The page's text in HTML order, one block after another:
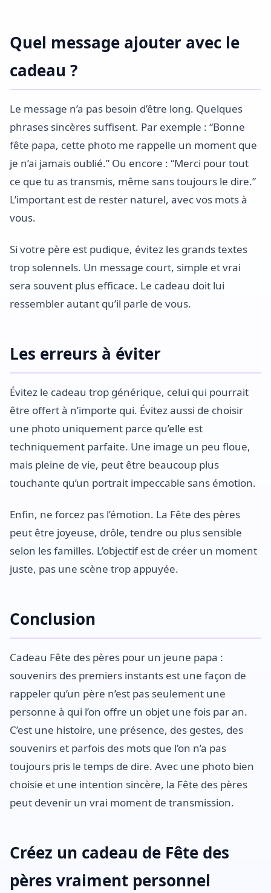
Quel message ajouter avec le
cadeau ?
Le message n’a pas besoin d’être long. Quelques
phrases sincères suffisent. Par exemple : “Bonne
fête papa, cette photo me rappelle un moment que
je n’ai jamais oublié.” Ou encore : “Merci pour tout
ce que tu as transmis, même sans toujours le dire.”
L’important est de rester naturel, avec vos mots à
vous.
Si votre père est pudique, évitez les grands textes
trop solennels. Un message court, simple et vrai
sera souvent plus efficace. Le cadeau doit lui
ressembler autant qu’il parle de vous.
Les erreurs à éviter
Évitez le cadeau trop générique, celui qui pourrait
être offert à n’importe qui. Évitez aussi de choisir
une photo uniquement parce qu’elle est
techniquement parfaite. Une image un peu floue,
mais pleine de vie, peut être beaucoup plus
touchante qu’un portrait impeccable sans émotion.
Enfin, ne forcez pas l’émotion. La Fête des pères
peut être joyeuse, drôle, tendre ou plus sensible
selon les familles. L’objectif est de créer un moment
juste, pas une scène trop appuyée.
Conclusion
Cadeau Fête des pères pour un jeune papa :
souvenirs des premiers instants est une façon de
rappeler qu’un père n’est pas seulement une
personne à qui l’on offre un objet une fois par an.
C’est une histoire, une présence, des gestes, des
souvenirs et parfois des mots que l’on n’a pas
toujours pris le temps de dire. Avec une photo bien
choisie et une intention sincère, la Fête des pères
peut devenir un vrai moment de transmission.
Créez un cadeau de Fête des
pères vraiment personnel